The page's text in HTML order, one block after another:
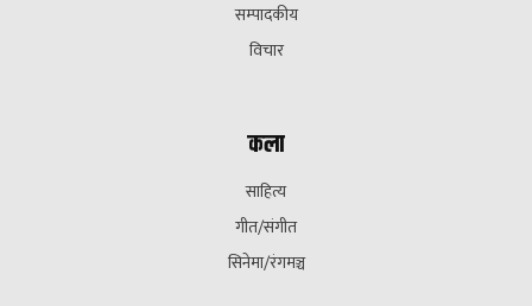
सम्पादकीय
विचार
कला
साहित्य
गीत/संगीत
सिनेमा/रंगमञ्च